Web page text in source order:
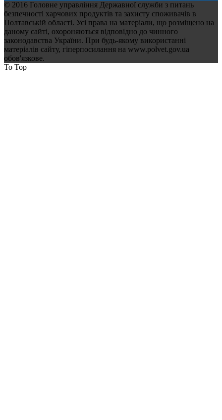
© 2016 Головне управління Державної служби з питань
безпечності харчових продуктів та захисту споживачів в
Полтавській області. Усі права на матеріали, що розміщено на
даному сайті, охороняються відповідно до чинного
законодавства України. При будь-якому використанні
матеріалів сайту, гіперпосилання на www.polvet.gov.ua
обов'язкове.
To Top